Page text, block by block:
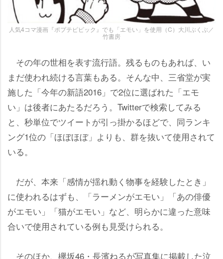
人気4コマ漫画『ポプテピピック』でも「エモい」を使用（C）大川ぶくぶ／
竹書房
その年の世相を表す流行語。残るものもあれば、い
まだ使われ続ける言葉もある。そんな中、三省堂が実
施した「今年の新語2016」で2位に選ばれた「エモ
い」は後者にあたるだろう。Twitterで検索してみる
と、秒単位でツイートが引っ掛かるほどで、同ランキ
ング1位の「ほぼほぼ」よりも、群を抜いて使用されて
いる。
だが、本来「感情が揺れ動く物事を経験したとき」
に使われるはずも、「ラーメンがエモい」「あの俳優
がエモい」「猫がエモい」など、明らかに違った意味
合いで使用されている例も見受けられる。
そのほか、欅坂46・長濱ねるが写真集に掲載した泣